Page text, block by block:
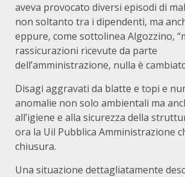
aveva provocato diversi episodi di
non soltanto tra i dipendenti, ma
eppure, come sottolinea Algozzino,
rassicurazioni ricevute da parte
dell’amministrazione, nulla è
Disagi aggravati da blatte e topi e
anomalie non solo ambientali ma
all’igiene e alla sicurezza della
ora la Uil Pubblica Amministrazione
chiusura.
Una situazione dettagliatamente